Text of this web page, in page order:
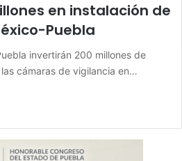
en instalación de
Puebla
invertirán 200 millones de
cámaras de vigilancia en…